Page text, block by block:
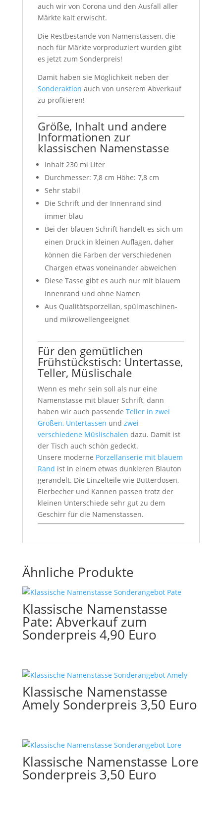
auch wir von Corona und den Ausfall aller
Märkte kalt erwischt.
Die Restbestände von Namenstassen, die
noch für Märkte vorproduziert wurden gibt
es jetzt zum Sonderpreis!
Damit haben sie Möglichkeit neben der
Sonderaktion auch von unserem Abverkauf
zu profitieren!
Größe, Inhalt und andere
Informationen zur
klassischen Namenstasse
Inhalt 230 ml Liter
Durchmesser: 7,8 cm Höhe: 7,8 cm
Sehr stabil
Die Schrift und der Innenrand sind
immer blau
Bei der blauen Schrift handelt es sich um
einen Druck in kleinen Auflagen, daher
können die Farben der verschiedenen
Chargen etwas voneinander abweichen
Diese Tasse gibt es auch nur mit blauem
Innenrand und ohne Namen
Aus Qualitätsporzellan, spülmaschinen-
und mikrowellengeeignet
Für den gemütlichen
Frühstückstisch: Untertasse,
Teller, Müslischale
Wenn es mehr sein soll als nur eine
Namenstasse mit blauer Schrift, dann
haben wir auch passende Teller in zwei
Größen, Untertassen und zwei
verschiedene Müslischalen dazu. Damit ist
der Tisch auch schön gedeckt.
Unsere moderne Porzellanserie mit blauem
Rand ist in einem etwas dunkleren Blauton
gerändelt. Die Einzelteile wie Butterdosen,
Eierbecher und Kannen passen trotz der
kleinen Unterschiede sehr gut zu dem
Geschirr für die Namenstassen.
Ähnliche Produkte
Klassische Namenstasse
Pate: Abverkauf zum
Sonderpreis 4,90 Euro
Klassische Namenstasse
Amely Sonderpreis 3,50 Euro
Klassische Namenstasse Lore
Sonderpreis 3,50 Euro